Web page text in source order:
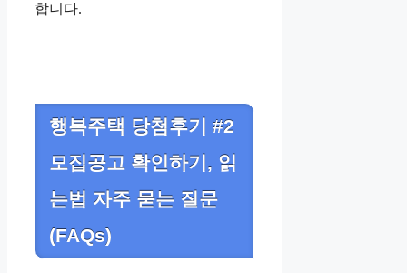
합니다.
행복주택 당첨후기 #2
모집공고 확인하기, 읽
는법 자주 묻는 질문
(FAQs)